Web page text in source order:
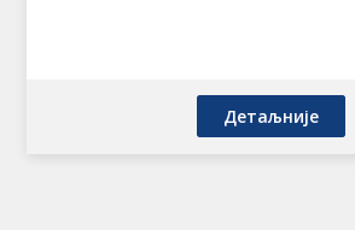
Детаљније